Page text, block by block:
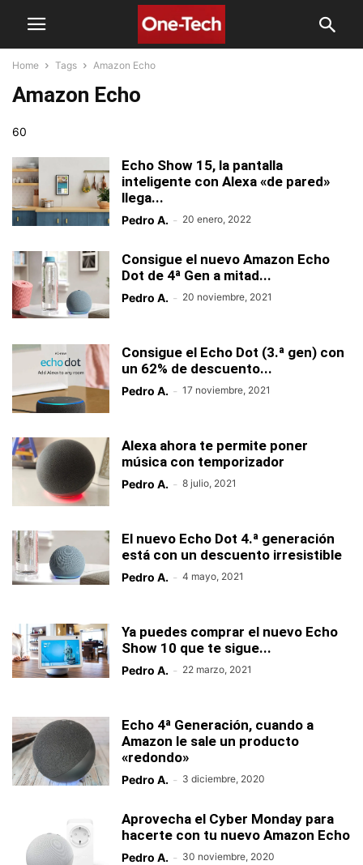
Home Tags Amazon Echo
Amazon Echo
60
Echo Show 15, la pantalla
inteligente con Alexa «de pared»
llega...
Pedro A. - 20 enero, 2022
Consigue el nuevo Amazon Echo
Dot de 4ª Gen a mitad...
Pedro A. - 20 noviembre, 2021
Consigue el Echo Dot (3.ª gen) con
un 62% de descuento...
Pedro A. - 17 noviembre, 2021
Alexa ahora te permite poner
música con temporizador
Pedro A. - 8 julio, 2021
El nuevo Echo Dot 4.ª generación
está con un descuento irresistible
Pedro A. - 4 mayo, 2021
Ya puedes comprar el nuevo Echo
Show 10 que te sigue...
Pedro A. - 22 marzo, 2021
Echo 4ª Generación, cuando a
Amazon le sale un producto
«redondo»
Pedro A. - 3 diciembre, 2020
Aprovecha el Cyber Monday para
hacerte con tu nuevo Amazon Echo
Pedro A. - 30 noviembre, 2020